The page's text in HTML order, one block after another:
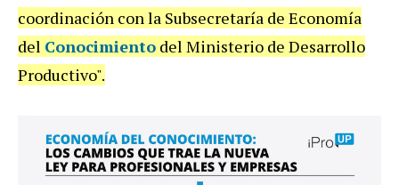
coordinación con la Subsecretaría de Economía
del Conocimiento del Ministerio de Desarrollo
Productivo".